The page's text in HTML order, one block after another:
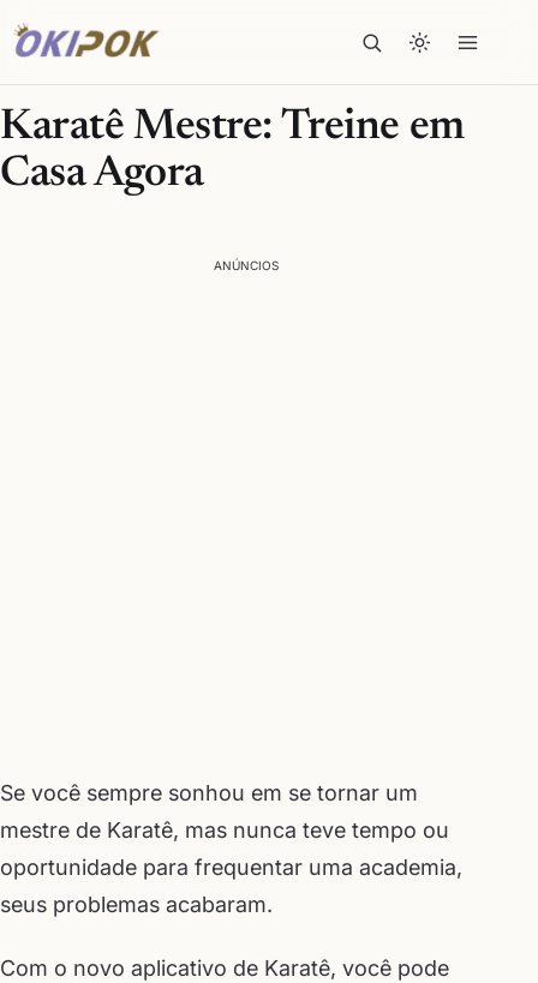
Karatê Mestre: Treine em
Casa Agora
ANÚNCIOS
Se você sempre sonhou em se tornar um
mestre de Karatê, mas nunca teve tempo ou
oportunidade para frequentar uma academia,
seus problemas acabaram.
Com o novo aplicativo de Karatê, você pode